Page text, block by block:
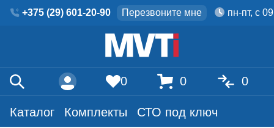
+375 (29) 601-20-90 Перезвоните мне пн-пт, с
Каталог Комплекты СТО под ключ
0 0 0